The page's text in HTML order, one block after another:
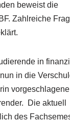
beweist die
Zahlreiche
in
in die
Die aktuell
des